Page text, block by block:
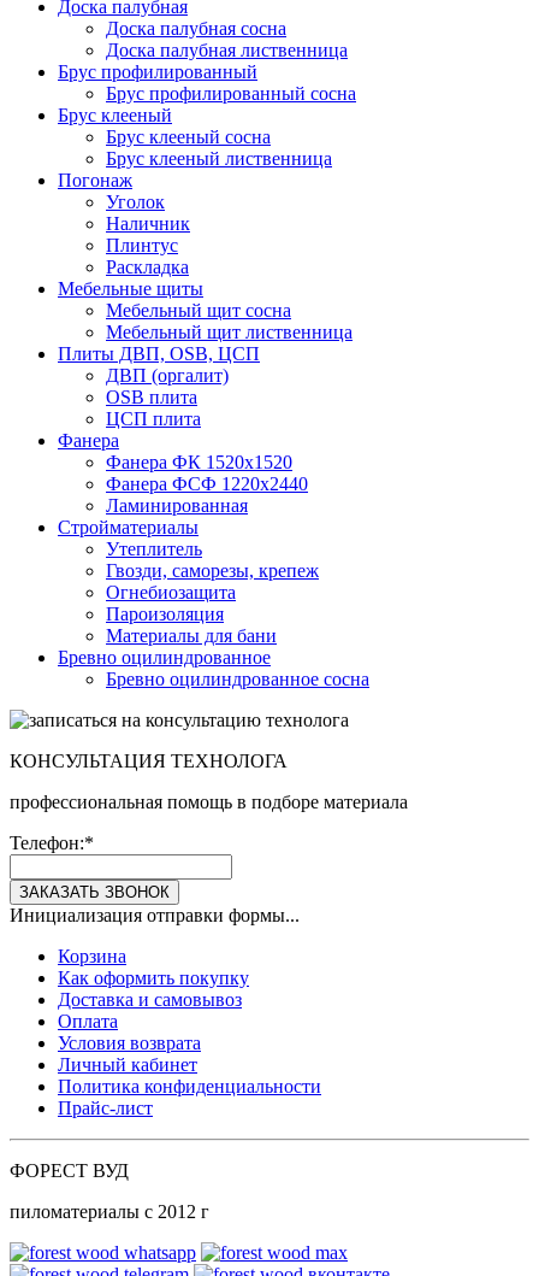
Доска палубная
Доска палубная сосна
Доска палубная лиственница
Брус профилированный
Брус профилированный сосна
Брус клееный
Брус клееный сосна
Брус клееный лиственница
Погонаж
Уголок
Наличник
Плинтус
Раскладка
Мебельные щиты
Мебельный щит сосна
Мебельный щит лиственница
Плиты ДВП, OSB, ЦСП
ДВП (оргалит)
OSB плита
ЦСП плита
Фанера
Фанера ФК 1520x1520
Фанера ФСФ 1220x2440
Ламинированная
Стройматериалы
Утеплитель
Гвозди, саморезы, крепеж
Огнебиозащита
Пароизоляция
Материалы для бани
Бревно оцилиндрованное
Бревно оцилиндрованное сосна
КОНСУЛЬТАЦИЯ ТЕХНОЛОГА
профессиональная помощь в подборе материала
Телефон:*
ЗАКАЗАТЬ ЗВОНОК
Инициализация отправки формы...
Корзина
Как оформить покупку
Доставка и самовывоз
Оплата
Условия возврата
Личный кабинет
Политика конфиденциальности
Прайс-лист
ФОРЕСТ ВУД
пиломатериалы с 2012 г